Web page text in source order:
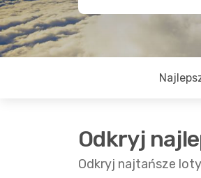
Odkryj
Odkryj najtańsze